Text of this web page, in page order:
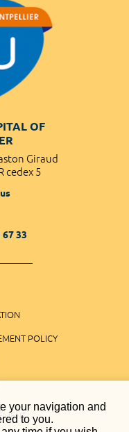
your navigation and
to you.
OF
Giraud
cedex 5
67 33
POLICY